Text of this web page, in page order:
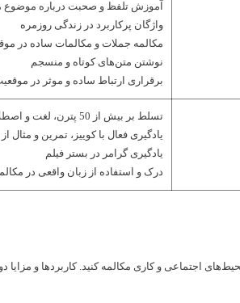
آموزش تلفظ و صحبت درباره موضوع
واژگان پرکاربرد در زندگی روزمره
مکالمه جملات و مکالمات ساده در
نوشتن متن‌های کوتاه و منسجم
برقراری ارتباط ساده و موثر در
تسلط بر بیش از 50 پترن، لغت و اصطلاح کاربردی
یادگیری فعال با کوییز، تمرین و مثال
یادگیری گرامر در بستر فیلم
درک و استفاده از زبان واقعی در
اجتماعی و کاری مکالمه کنید. کاربردها و